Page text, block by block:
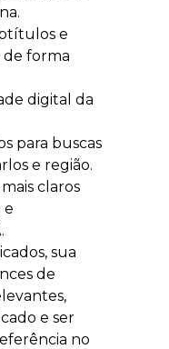
e
de forma
digital da
para buscas
e região.
claros
e
sua
de
e ser
no